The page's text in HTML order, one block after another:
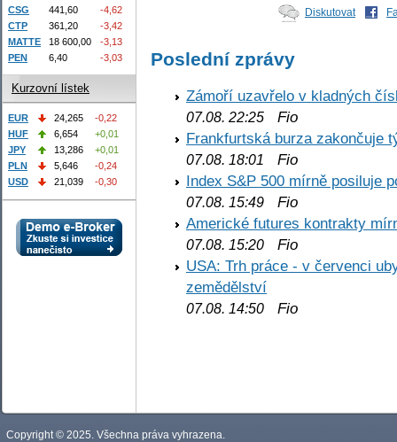
Diskutovat
Poslední zprávy
Zámoří uzavřelo v kladných
07.08. 22:25 Fio
Frankfurtská burza zakončuje
07.08. 18:01
Fio
Index S&P 500 mírně posiluje
07.08. 15:49 Fio
Americké futures kontrakty
07.08. 15:20 Fio
USA: Trh práce - v červenci
zemědělství
07.08. 14:50 Fio
CSG
441,60
-4,62
CTP
361,20
-3,42
MATTE
18 600,00
-3,13
PEN
6,40 -3,03
Kurzovní lístek
EUR 24,265
-0,22
HUF
6,654
+0,01
JPY
13,286
+0,01
PLN
5,646
-0,24
USD
21,039 -0,30
Copyright © 2025. Všechna práva vyhrazena.